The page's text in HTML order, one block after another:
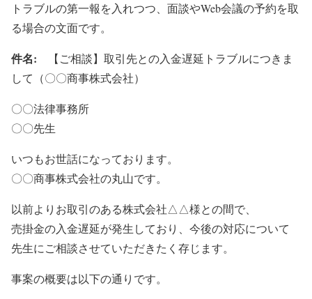
トラブルの第一報を入れつつ、面談やWeb会議の予約を取
る場合の文面です。
件名:
【ご相談】取引先との入金遅延トラブルにつきま
して（〇〇商事株式会社）
〇〇法律事務所
〇〇先生
いつもお世話になっております。
〇〇商事株式会社の丸山です。
以前よりお取引のある株式会社△△様との間で、
売掛金の入金遅延が発生しており、今後の対応について
先生にご相談させていただきたく存じます。
事案の概要は以下の通りです。